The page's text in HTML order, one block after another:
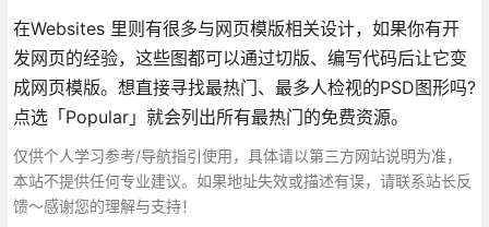
在Websites 里则有很多与网页模版相关设计，如果你有开
发网页的经验，这些图都可以通过切版、编写代码后让它变
成网页模版。想直接寻找最热门、最多人检视的PSD图形吗?
点选「Popular」就会列出所有最热门的免费资源。
仅供个人学习参考/导航指引使用，具体请以第三方网站说明为准，
本站不提供任何专业建议。如果地址失效或描述有误，请联系站长反
馈～感谢您的理解与支持！